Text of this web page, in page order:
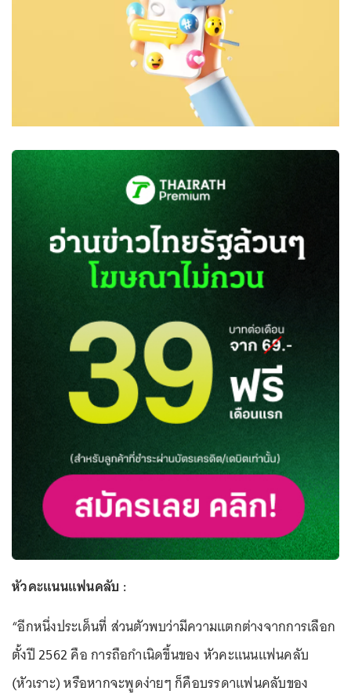
หัวคะแนนแฟนคลับ :
“อีกหนึ่งประเด็นที่ ส่วนตัวพบว่ามีความแตกต่างจากการเลือก
ตั้งปี 2562 คือ การถือกำเนิดขึ้นของ หัวคะแนนแฟนคลับ
(หัวเราะ) หรือหากจะพูดง่ายๆ ก็คือบรรดาแฟนคลับของ